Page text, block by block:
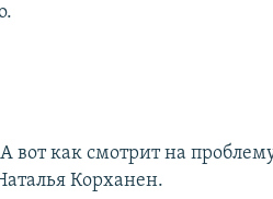
вот как смотрит на
Корханен.